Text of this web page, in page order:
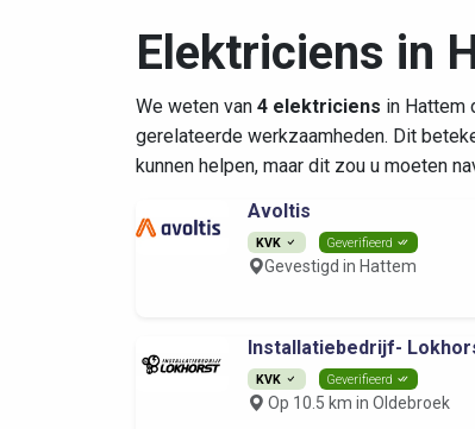
Elektriciens in
We weten van 4 elektriciens in Hattem
gerelateerde werkzaamheden. Dit
kunnen helpen, maar dit zou u moeten
Avoltis
KVK Geverifieerd
Gevestigd in Hattem
Installatiebedrijf-
KVK Geverifieerd
Op 10.5 km in Oldebroek